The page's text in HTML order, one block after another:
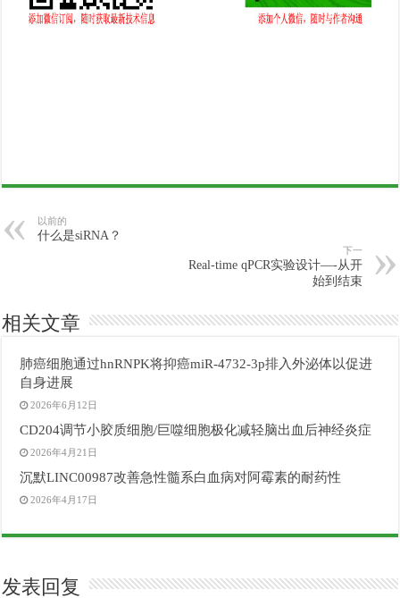
以前的
什么是siRNA？
下一
Real-time qPCR实验设计—-从开
始到结束
相关文章
肺癌细胞通过hnRNPK将抑癌miR-4732-3p排入外泌体以促进
自身进展
2026年6月12日
CD204调节小胶质细胞/巨噬细胞极化减轻脑出血后神经炎症
2026年4月21日
沉默LINC00987改善急性髓系白血病对阿霉素的耐药性
2026年4月17日
发表回复